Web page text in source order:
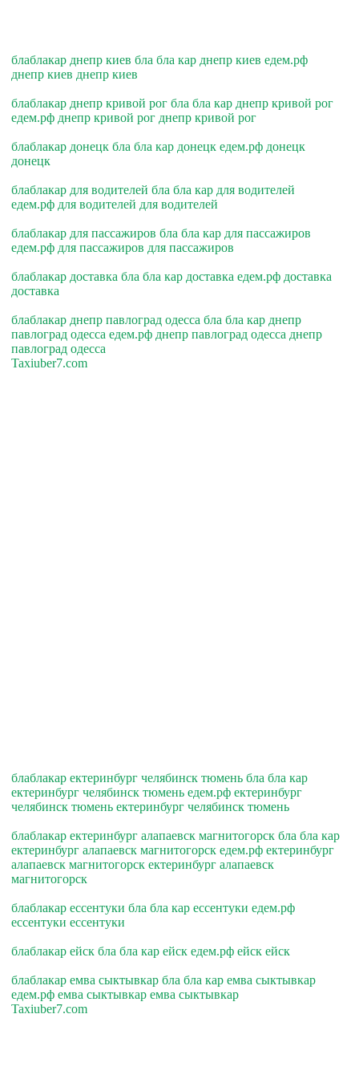
блаблакар днепр киев бла бла кар днепр киев едем.рф
днепр киев днепр киев
блаблакар днепр кривой рог бла бла кар днепр кривой рог
едем.рф днепр кривой рог днепр кривой рог
блаблакар донецк бла бла кар донецк едем.рф донецк
донецк
блаблакар для водителей бла бла кар для водителей
едем.рф для водителей для водителей
блаблакар для пассажиров бла бла кар для пассажиров
едем.рф для пассажиров для пассажиров
блаблакар доставка бла бла кар доставка едем.рф доставка
доставка
блаблакар днепр павлоград одесса бла бла кар днепр
павлоград одесса едем.рф днепр павлоград одесса днепр
павлоград одесса
Taxiuber7.com
блаблакар ектеринбург челябинск тюмень бла бла кар
ектеринбург челябинск тюмень едем.рф ектеринбург
челябинск тюмень ектеринбург челябинск тюмень
блаблакар ектеринбург алапаевск магнитогорск бла бла кар
ектеринбург алапаевск магнитогорск едем.рф ектеринбург
алапаевск магнитогорск ектеринбург алапаевск
магнитогорск
блаблакар ессентуки бла бла кар ессентуки едем.рф
ессентуки ессентуки
блаблакар ейск бла бла кар ейск едем.рф ейск ейск
блаблакар емва сыктывкар бла бла кар емва сыктывкар
едем.рф емва сыктывкар емва сыктывкар
Taxiuber7.com